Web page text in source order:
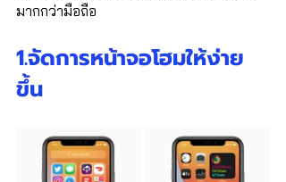
มากกว่ามือถือ
1.จัดการหน้าจอโฮมให้ง่าย
ขึ้น